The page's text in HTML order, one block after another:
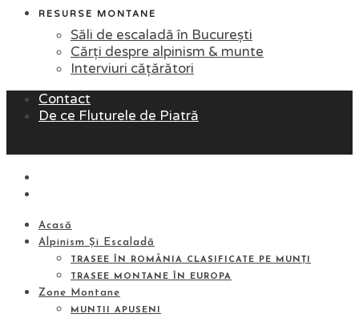
RESURSE MONTANE
Săli de escaladă în București
Cărți despre alpinism & munte
Interviuri cățărători
Contact
De ce Fluturele de Piatră
Acasă
Alpinism Și Escaladă
TRASEE ÎN ROMÂNIA CLASIFICATE PE MUNȚI
TRASEE MONTANE ÎN EUROPA
Zone Montane
MUNTII APUSENI